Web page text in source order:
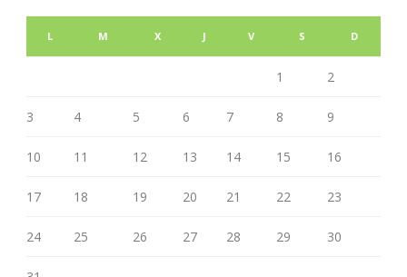
L M X J V S D
1 2
3 4 5 6 7 8 9
10 11 12 13 14 15 16
17 18 19 20 21 22 23
24 25 26 27 28 29 30